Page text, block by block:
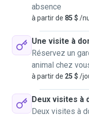
absence
à partir de 85 $ /
Une visite à
Réservez un
animal chez
à partir de 25 $ /
Deux visites à
Deux visites à